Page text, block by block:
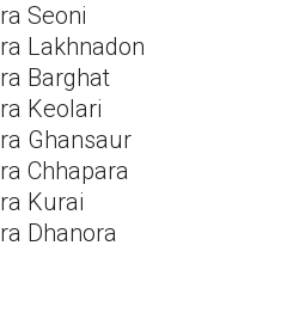
Seoni
Lakhnadon
Barghat
Keolari
Ghansaur
Chhapara
Kurai
Dhanora